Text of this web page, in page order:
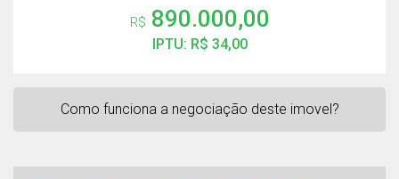
R$ 890.000,00
IPTU: R$ 34,00
Como funciona a negociação deste imovel?